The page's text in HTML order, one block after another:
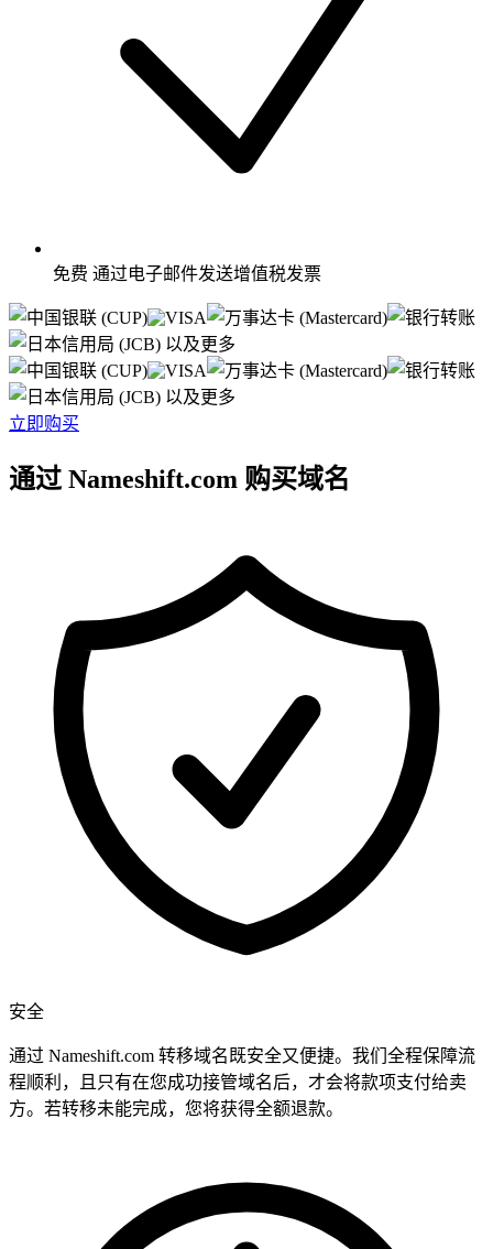
免费 通过电子邮件发送增值税发票
以及更多
以及更多
立即购买
通过 Nameshift.com 购买域名
安全
通过 Nameshift.com 转移域名既安全又便捷。我们全程保障流
程顺利，且只有在您成功接管域名后，才会将款项支付给卖
方。若转移未能完成，您将获得全额退款。